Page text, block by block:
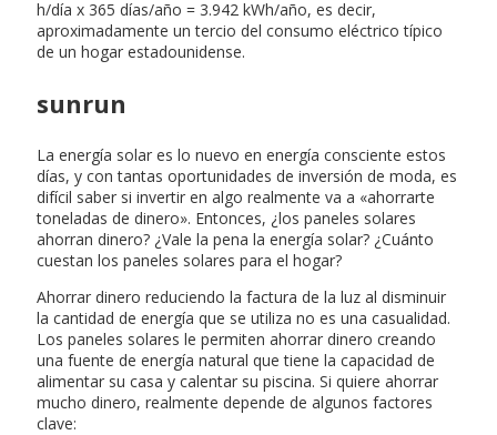
h/día x 365 días/año = 3.942 kWh/año, es decir,
aproximadamente un tercio del consumo eléctrico típico
de un hogar estadounidense.
sunrun
La energía solar es lo nuevo en energía consciente estos
días, y con tantas oportunidades de inversión de moda, es
difícil saber si invertir en algo realmente va a «ahorrarte
toneladas de dinero». Entonces, ¿los paneles solares
ahorran dinero? ¿Vale la pena la energía solar? ¿Cuánto
cuestan los paneles solares para el hogar?
Ahorrar dinero reduciendo la factura de la luz al disminuir
la cantidad de energía que se utiliza no es una casualidad.
Los paneles solares le permiten ahorrar dinero creando
una fuente de energía natural que tiene la capacidad de
alimentar su casa y calentar su piscina. Si quiere ahorrar
mucho dinero, realmente depende de algunos factores
clave: